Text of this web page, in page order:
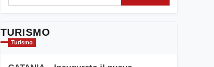
TURISMO
Turismo